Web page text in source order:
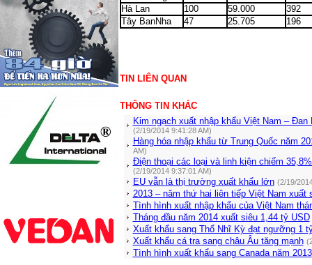
Hà Lan
100 59.000
392
Tây BanNha
47 25.705 196
TIN LIÊN QUAN
THÔNG TIN KHÁC
Kim ngạch xuất nhập khẩu Việt Nam –
(2/19/2014 9:41:28 AM)
Hàng hóa nhập khẩu từ Trung Quốc năm
AM)
Điện thoại các loại và linh kiện chiếm
(2/19/2014 9:37:01 AM)
EU vẫn là thị trường xuất khẩu lớn (2/19/
2013 – năm thứ hai liên tiếp Việt Nam xuất
Tình hình xuất nhập khẩu của Việt Nam
Tháng đầu năm 2014 xuất siêu 1,44 tỷ USD
Xuất khẩu sang Thổ Nhĩ Kỳ đạt ngưỡng 1
Xuất khẩu cá tra sang châu Âu tăng mạnh
Tình hình xuất khẩu sang Canada năm 2013